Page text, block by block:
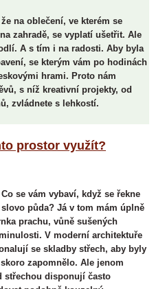
na oblečení, ve kterém se
zahradě, se vyplatí ušetřit. Ale
A s tím i na radosti. Aby byla
se kterým vám po hodinách
hrami. Proto nám
s níž kreativní projekty, od
zvládnete s lehkostí.
prostor využít?
Co se vám vybaví, když se řekne
slovo půda? Já v tom mám úplně
prachu, vůně sušených
V moderní architektuře
se skladby střech, aby byly
zapomnělo. Ale jenom
střechou disponují často